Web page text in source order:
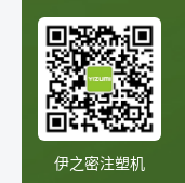
伊之密注塑机